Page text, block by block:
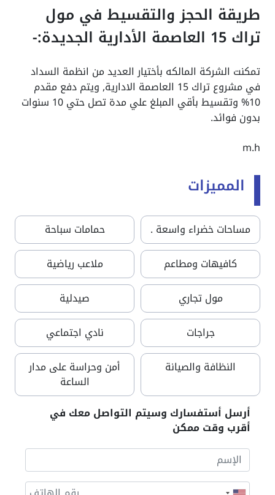
طريقة الحجز والتقسيط في مول
تراك 15 العاصمة الأدارية الجديدة:-
تمكنت الشركة المالكه بأختيار العديد من انظمة السداد
في مشروع تراك 15 العاصمة الادارية, ويتم دفع مقدم
10% وتقسيط بأقي المبلغ علي مدة تصل حتي 10 سنوات
بدون فوائد.
m.h
المميزات
مساحات خضراء واسعة .
حمامات سباحة
كافيهات ومطاعم
ملاعب رياضية
مول تجاري
صيدلية
جراجات
نادي اجتماعي
النظافة والصيانة
أمن وحراسة على مدار
الساعة
أرسل أستفسارك وسيتم التواصل معك في
أقرب وقت ممكن